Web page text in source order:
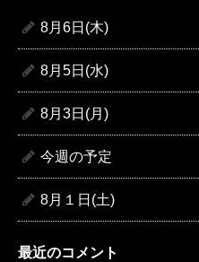
8月6日(木)
8月5日(水)
8月3日(月)
今週の予定
8月１日(土)
最近のコメント